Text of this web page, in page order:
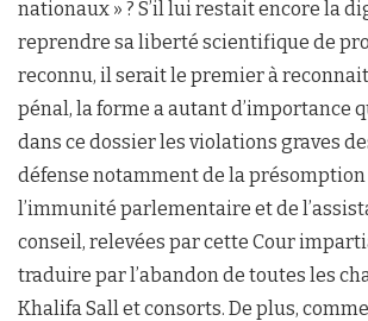
nationaux » ? S’il lui restait encore la
reprendre sa liberté scientifique de
reconnu, il serait le premier à
pénal, la forme a autant d’importance
dans ce dossier les violations graves
défense notamment de la présomption
l’immunité parlementaire et de
conseil, relevées par cette Cour
traduire par l’abandon de toutes les
Khalifa Sall et consorts. De plus,